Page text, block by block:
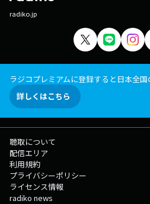
radiko.jp
ラジコプレミアムに登録すると日本全
詳しくはこちら
聴取について
配信エリア
利用規約
プライバシーポリシー
ライセンス情報
radiko news